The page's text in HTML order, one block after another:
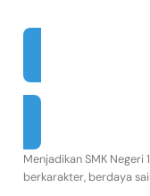
Menjadikan SMK
berkarakter, berdaya